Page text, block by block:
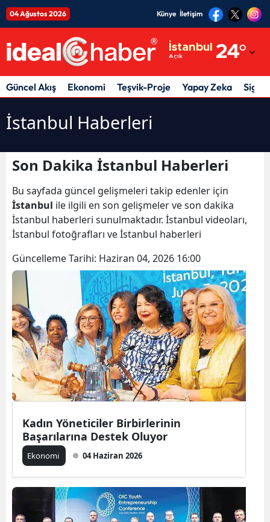
04 Ağustos 2026 Künye İletişim
İstanbul
Açık 24°
Adıyaman
Afyonkarahisar
Ankara
Antalya
Artvin
Aydın
Balıkesir
Bilecik
Bingöl
Bitlis
Bolu
Burdur
Çorum
Denizli
Güncel Akış Ekonomi Teşvik-Proje Yapay Zeka
İstanbul Haberleri
Son Dakika İstanbul Haberleri
Bu sayfada güncel gelişmeleri takip edenler için
İstanbul ile ilgili en son gelişmeler ve son dakika
İstanbul haberleri sunulmaktadır. İstanbul videoları,
İstanbul fotoğrafları ve İstanbul haberleri
Güncelleme Tarihi: Haziran 04, 2026 16:00
Kadın Yöneticiler Birbirlerinin
Başarılarına Destek Oluyor
Ekonomi 04 Haziran 2026